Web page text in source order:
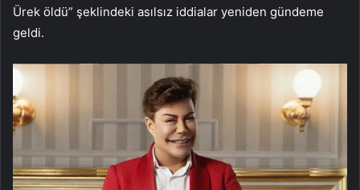
Ürek öldü” şeklindeki asılsız iddialar yeniden gündeme
geldi.